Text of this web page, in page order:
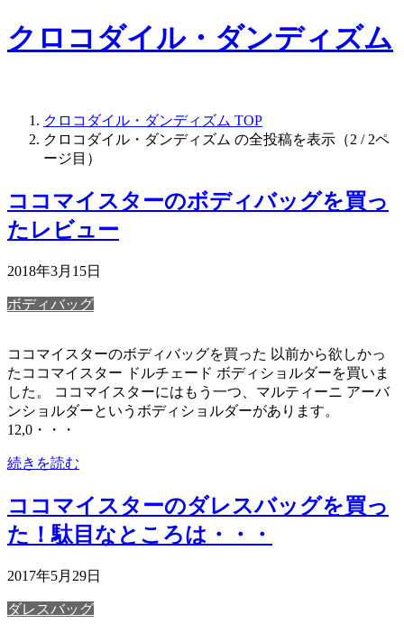
クロコダイル・ダンディズム
クロコダイル・ダンディズム TOP
クロコダイル・ダンディズム の全投稿を表示（2 / 2ペ
ージ目）
ココマイスターのボディバッグを買っ
たレビュー
2018年3月15日
ボディバッグ
ココマイスターのボディバッグを買った 以前から欲しかっ
たココマイスター ドルチェード ボディショルダーを買いま
した。 ココマイスターにはもう一つ、マルティーニ アーバ
ンショルダーというボディショルダーがあります。
12,0・・・
続きを読む
ココマイスターのダレスバッグを買っ
た！駄目なところは・・・
2017年5月29日
ダレスバッグ